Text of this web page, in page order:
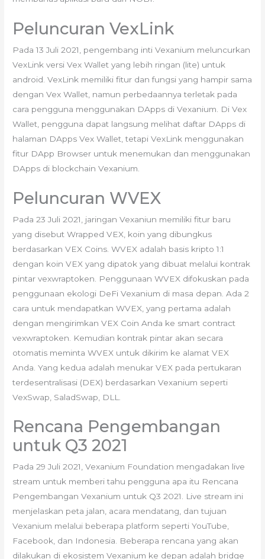
Peluncuran VexLink
Pada 13 Juli 2021, pengembang inti Vexanium meluncurkan
VexLink versi Vex Wallet yang lebih ringan (lite) untuk
android. VexLink memiliki fitur dan fungsi yang hampir sama
dengan Vex Wallet, namun perbedaannya terletak pada
cara pengguna menggunakan DApps di Vexanium. Di Vex
Wallet, pengguna dapat langsung melihat daftar DApps di
halaman DApps Vex Wallet, tetapi VexLink menggunakan
fitur DApp Browser untuk menemukan dan menggunakan
DApps di blockchain Vexanium.
Peluncuran WVEX
Pada 23 Juli 2021, jaringan Vexaniun memiliki fitur baru
yang disebut Wrapped VEX, koin yang dibungkus
berdasarkan VEX Coins. WVEX adalah basis kripto 1:1
dengan koin VEX yang dipatok yang dibuat melalui kontrak
pintar vexwraptoken. Penggunaan WVEX difokuskan pada
penggunaan ekologi DeFi Vexanium di masa depan. Ada 2
cara untuk mendapatkan WVEX, yang pertama adalah
dengan mengirimkan VEX Coin Anda ke smart contract
vexwraptoken. Kemudian kontrak pintar akan secara
otomatis meminta WVEX untuk dikirim ke alamat VEX
Anda. Yang kedua adalah menukar VEX pada pertukaran
terdesentralisasi (DEX) berdasarkan Vexanium seperti
VexSwap, SaladSwap, DLL.
Rencana Pengembangan
untuk Q3 2021
Pada 29 Juli 2021, Vexanium Foundation mengadakan live
stream untuk memberi tahu pengguna apa itu Rencana
Pengembangan Vexanium untuk Q3 2021. Live stream ini
menjelaskan peta jalan, acara mendatang, dan tujuan
Vexanium melalui beberapa platform seperti YouTube,
Facebook, dan Indonesia. Beberapa rencana yang akan
dilakukan di ekosistem Vexanium ke depan adalah bridge